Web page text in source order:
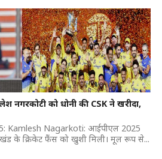
नगरकोटी को धोनी की CSK ने खरीदा,
Kamlesh Nagarkoti: आईपीएल 2025
के क्रिकेट फैंस को खुशी मिली। मूल रूप से...